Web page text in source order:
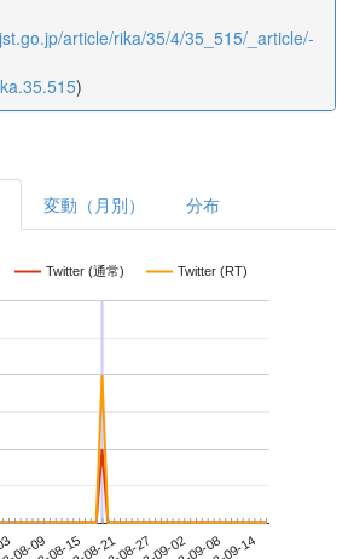
article/rika/35/4/35_515/_article/-
)
変動（月別） 分布
Twitter (通常) Twitter (RT)